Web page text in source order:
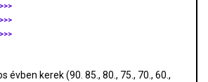
évben kerek (90. 85., 80., 75., 70., 60.,